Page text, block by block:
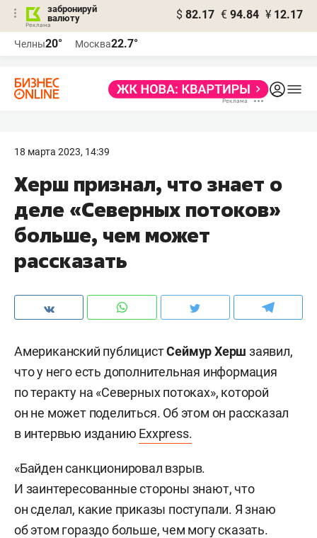
забронируй
валюту
$ 82.17 € 94.84 ¥ 12.17
Челны20° Москва22.7°
18 марта 2023, 14:39
Херш признал, что знает о
деле «Северных потоков»
больше, чем может
рассказать
Американский публицистСеймур Херш заявил,
что у него есть дополнительная информация
по теракту на «Северных потоках», которой
он не может поделиться. Об этом он рассказал
в интервью изданию Exxpress.
«Байден санкционировал взрыв.
И заинтересованные стороны знают, что
он сделал, какие приказы поступали. Я знаю
об этом гораздо больше, чем могу сказать.